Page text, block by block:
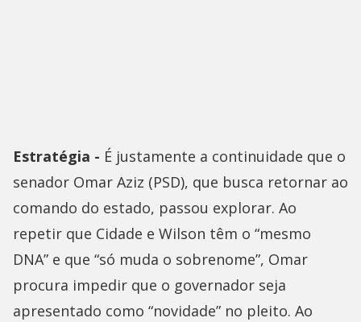
Estratégia - É justamente a continuidade que o
senador Omar Aziz (PSD), que busca retornar ao
comando do estado, passou explorar. Ao
repetir que Cidade e Wilson têm o “mesmo
DNA” e que “só muda o sobrenome”, Omar
procura impedir que o governador seja
apresentado como “novidade” no pleito. Ao